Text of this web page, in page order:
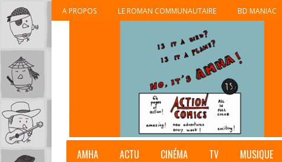
A PROPOS LE ROMAN COMMUNAUTAIRE BD MANIAC
AMHA ACTU CINÉMA TV MUSIQUE